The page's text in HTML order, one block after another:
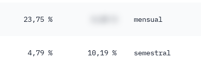
23,75 % mensual
4,79 % 10,19 % semestral